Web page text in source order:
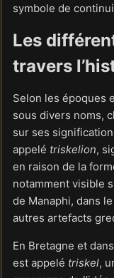
symbole de
Les
travers
Selon les époques
sous divers noms,
sur ses
appelé triskelion,
en raison de la
notamment visible
de Manaphi, dans
autres artefacts
En Bretagne et
est appelé triskel,